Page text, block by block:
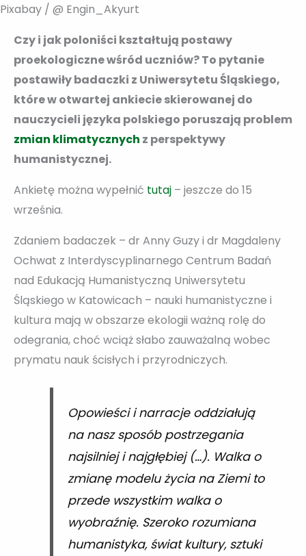
Pixabay / @ Engin_Akyurt
Czy i jak poloniści kształtują postawy
proekologiczne wśród uczniów? To pytanie
postawiły badaczki z Uniwersytetu Śląskiego,
które w otwartej ankiecie skierowanej do
nauczycieli języka polskiego poruszają problem
zmian klimatycznych z perspektywy
humanistycznej.
Ankietę można wypełnić tutaj – jeszcze do 15
września.
Zdaniem badaczek – dr Anny Guzy i dr Magdaleny
Ochwat z Interdyscyplinarnego Centrum Badań
nad Edukacją Humanistyczną Uniwersytetu
Śląskiego w Katowicach – nauki humanistyczne i
kultura mają w obszarze ekologii ważną rolę do
odegrania, choć wciąż słabo zauważalną wobec
prymatu nauk ścisłych i przyrodniczych.
Opowieści i narracje oddziałują
na nasz sposób postrzegania
najsilniej i najgłębiej (…). Walka o
zmianę modelu życia na Ziemi to
przede wszystkim walka o
wyobraźnię. Szeroko rozumiana
humanistyka, świat kultury, sztuki